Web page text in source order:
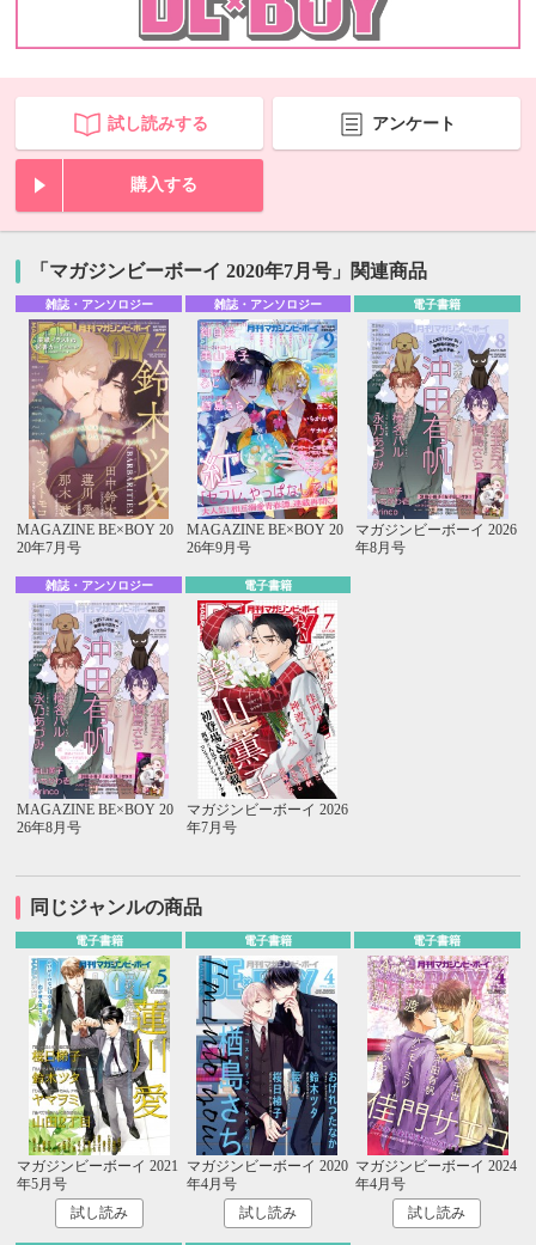
試し読みする アンケート
購入する
「マガジンビーボーイ 2020年7月号」関連商品
雑誌・アンソロジー
MAGAZINE BE×BOY 20
20年7月号
雑誌・アンソロジー
MAGAZINE BE×BOY 20
26年9月号
電子書籍
マガジンビーボーイ 2026
年8月号
雑誌・アンソロジー
MAGAZINE BE×BOY 20
26年8月号
電子書籍
マガジンビーボーイ 2026
年7月号
同じジャンルの商品
電子書籍
マガジンビーボーイ 2021
年5月号
試し読み
電子書籍
マガジンビーボーイ 2020
年4月号
試し読み
電子書籍
マガジンビーボーイ 2024
年4月号
試し読み